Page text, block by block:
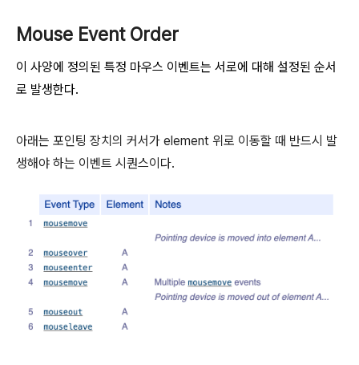
Mouse Event Order
이 사양에 정의된 특정 마우스 이벤트는 서로에 대해 설정된 순서
로 발생한다.
아래는 포인팅 장치의 커서가 element 위로 이동할 때 반드시 발
생해야 하는 이벤트 시퀀스이다.